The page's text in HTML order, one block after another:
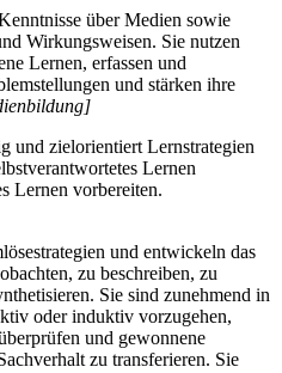
über Medien sowie
Wirkungsweisen. Sie nutzen
Lernen, erfassen und
und stärken ihre
und zielorientiert Lernstrategien
Lernen
Lernen vorbereiten.
und entwickeln das
zu beschreiben, zu
Sie sind zunehmend in
oder induktiv vorzugehen,
und gewonnene
zu transferieren. Sie